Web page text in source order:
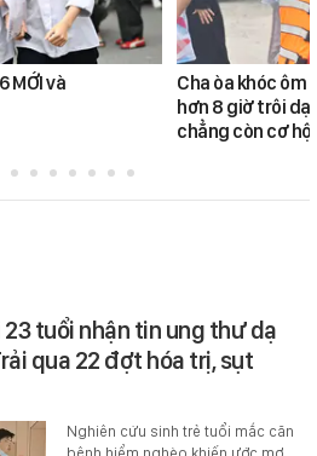
MỚI và
Cha òa khóc ôm
hơn 8 giờ trôi
chẳng còn cơ
tuổi nhận tin ung thư dạ
qua 22 đợt hóa trị, sụt
Nghiên cứu sinh trẻ tuổi mắc căn